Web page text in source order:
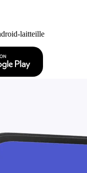
laitteille